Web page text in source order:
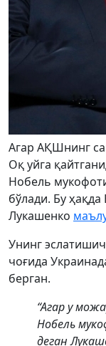
Агар АҚШнинг
Оқ уйга
Нобель
бўлади. Бу
Лукашенко
Унинг
чоғида
берган.
“Агар у
Нобель
деган